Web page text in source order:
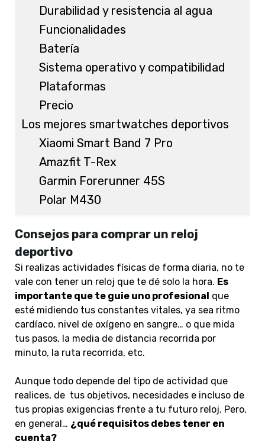
Durabilidad y resistencia al agua
Funcionalidades
Batería
Sistema operativo y compatibilidad
Plataformas
Precio
Los mejores smartwatches deportivos
Xiaomi Smart Band 7 Pro
Amazfit T-Rex
Garmin Forerunner 45S
Polar M430
Consejos para comprar un reloj
deportivo
Si realizas actividades físicas de forma diaria, no te
vale con tener un reloj que te dé solo la hora. Es
importante que te guie uno profesional que
esté midiendo tus constantes vitales, ya sea ritmo
cardíaco, nivel de oxígeno en sangre… o que mida
tus pasos, la media de distancia recorrida por
minuto, la ruta recorrida, etc.
Aunque todo depende del tipo de actividad que
realices, de tus objetivos, necesidades e incluso de
tus propias exigencias frente a tu futuro reloj. Pero,
en general… ¿qué requisitos debes tener en
cuenta?